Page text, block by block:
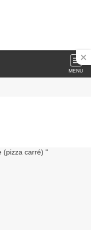
MENU